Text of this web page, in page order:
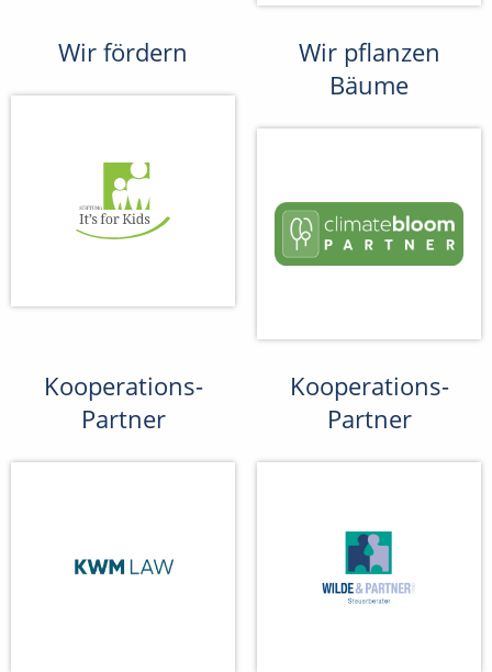
Wir fördern
Wir pflanzen
Bäume
Kooperations-
Partner
Kooperations-
Partner